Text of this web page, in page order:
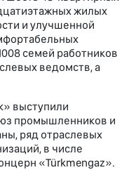
жилых
и улучшенной
семей работников
ведомств, а
выступили
промышленников и
ряд отраслевых
в числе
«Türkmengaz».